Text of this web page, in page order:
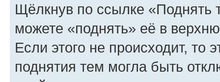
Щёлкнув по ссылке «Поднять
можете «поднять» её в
Если этого не происходит, то
поднятия тем могла быть